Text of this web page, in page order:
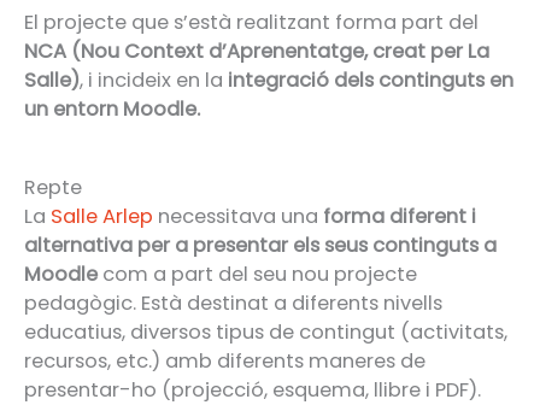
El projecte que s’està realitzant forma part del
NCA (Nou Context d’Aprenentatge, creat per La
Salle), i incideix en la integració dels continguts en
un entorn Moodle.
Repte
La Salle Arlep necessitava una forma diferent i
alternativa per a presentar els seus continguts a
Moodle com a part del seu nou projecte
pedagògic. Està destinat a diferents nivells
educatius, diversos tipus de contingut (activitats,
recursos, etc.) amb diferents maneres de
presentar-ho (projecció, esquema, llibre i PDF).